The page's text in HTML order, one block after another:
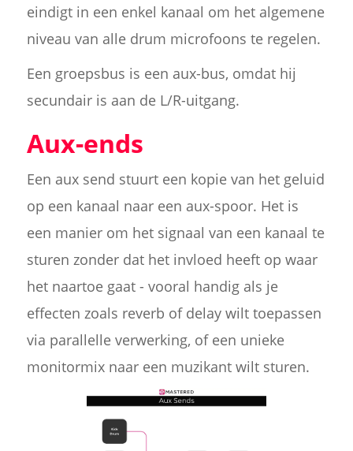
eindigt in een enkel kanaal om het algemene
niveau van alle drum microfoons te regelen.
Een groepsbus is een aux-bus, omdat hij
secundair is aan de L/R-uitgang.
Aux-ends
Een aux send stuurt een kopie van het geluid
op een kanaal naar een aux-spoor. Het is
een manier om het signaal van een kanaal te
sturen zonder dat het invloed heeft op waar
het naartoe gaat - vooral handig als je
effecten zoals reverb of delay wilt toepassen
via parallelle verwerking, of een unieke
monitormix naar een muzikant wilt sturen.